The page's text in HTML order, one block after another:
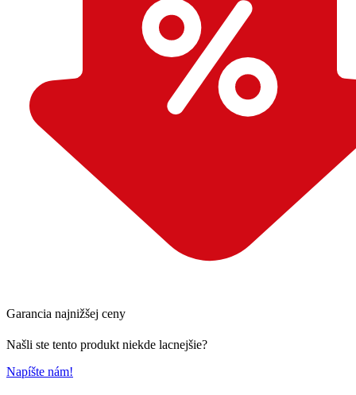
Garancia najnižšej ceny
Našli ste tento produkt niekde lacnejšie?
Napíšte nám!